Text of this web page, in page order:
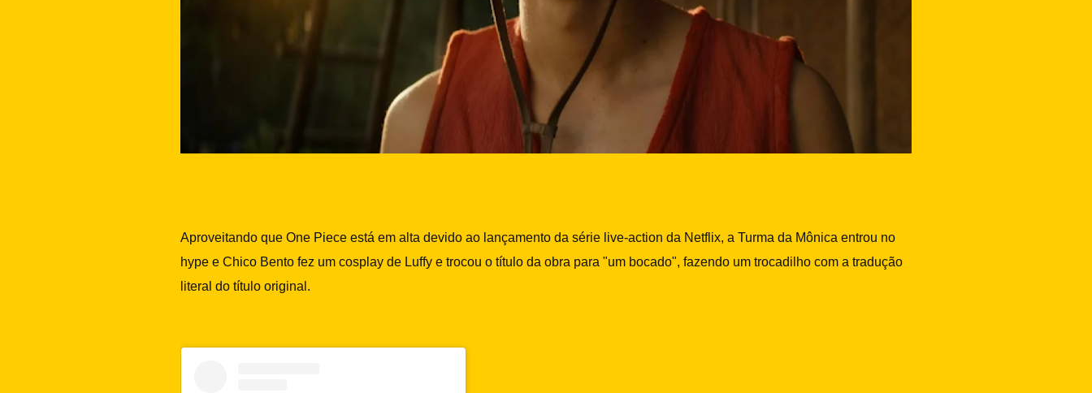
Aproveitando que One Piece está em alta devido ao lançamento da série live-action da Netflix, a Turma da Mônica entrou no
hype e Chico Bento fez um cosplay de Luffy e trocou o título da obra para "um bocado", fazendo um trocadilho com a tradução
literal do título original.